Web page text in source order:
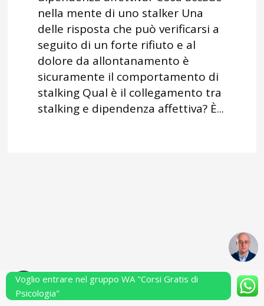
nella mente di uno stalker Una
delle risposta che può verificarsi a
seguito di un forte rifiuto e al
dolore da allontanamento è
sicuramente il comportamento di
stalking Qual è il collegamento tra
stalking e dipendenza affettiva? È...
Powered by Performarsi S.a.s.
Voglio entrare nel gruppo WA "Corsi Gratis di
Psicologia"